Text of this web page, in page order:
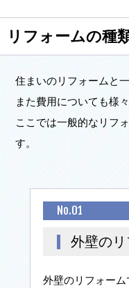
リフォームの種
住まいのリフォームと
また費用についても様々
ここでは一般的なリフ
す。
No.01
外壁の
外壁のリフォー